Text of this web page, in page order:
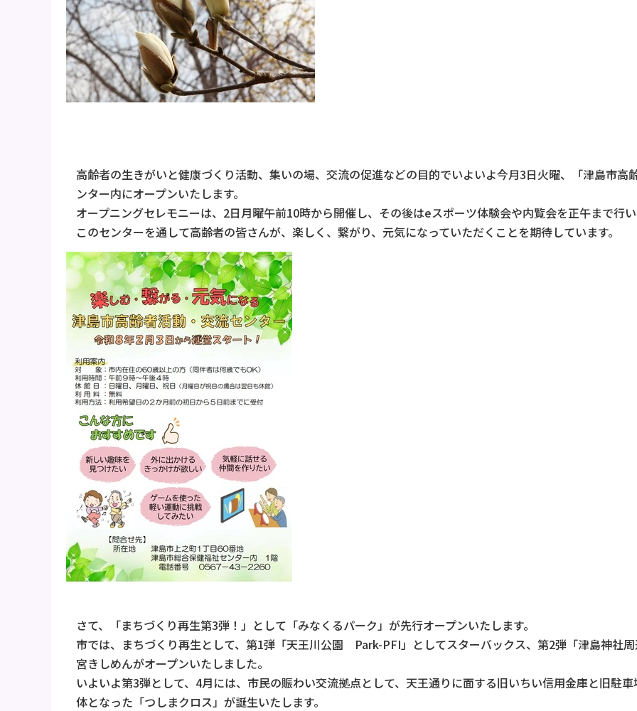
高齢者の生きがいと健康づくり活動、集いの場、交流の促進などの目的でいよいよ今月3日火曜、「津島市
ンター内にオープンいたします。
オープニングセレモニーは、2日月曜午前10時から開催し、その後はeスポーツ体験会や内覧会を正午まで行
このセンターを通して高齢者の皆さんが、楽しく、繋がり、元気になっていただくことを期待しています。
さて、「まちづくり再生第3弾！」として「みなくるパーク」が先行オープンいたします。
市では、まちづくり再生として、第1弾「天王川公園 Park-PFI」としてスターバックス、第2弾「津島神社
宮きしめんがオープンいたしました。
いよいよ第3弾として、4月には、市民の賑わい交流拠点として、天王通りに面する旧いちい信用金庫と旧駐
体となった「つしまクロス」が誕生いたします。